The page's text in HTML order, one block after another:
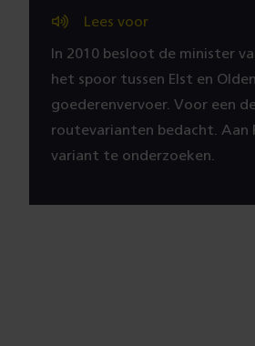
Lees voor
In 2010 besloot de minister
het spoor tussen Elst en
goederenvervoer. Voor een
routevarianten bedacht. Aan
variant te onderzoeken.